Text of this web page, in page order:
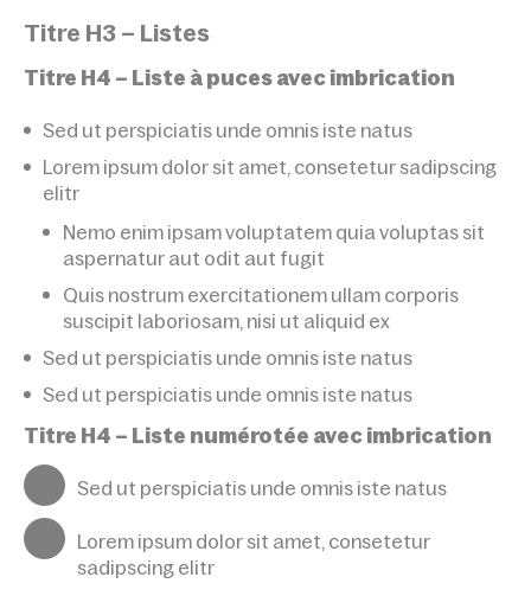
Titre H3 – Listes
Titre H4 – Liste à puces avec imbrication
Sed ut perspiciatis unde omnis iste natus
Lorem ipsum dolor sit amet, consetetur sadipscing
elitr
Nemo enim ipsam voluptatem quia voluptas sit
aspernatur aut odit aut fugit
Quis nostrum exercitationem ullam corporis
suscipit laboriosam, nisi ut aliquid ex
Sed ut perspiciatis unde omnis iste natus
Sed ut perspiciatis unde omnis iste natus
Titre H4 – Liste numérotée avec imbrication
Sed ut perspiciatis unde omnis iste natus
Lorem ipsum dolor sit amet, consetetur
sadipscing elitr